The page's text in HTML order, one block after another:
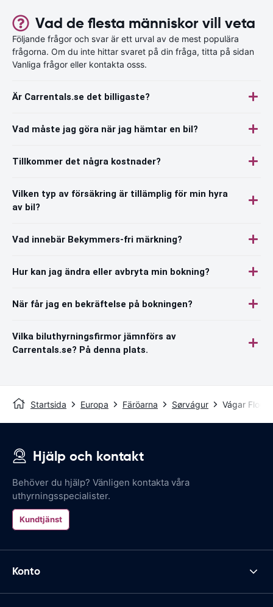
Vad de flesta människor vill veta
Följande frågor och svar är ett urval av de mest populära
frågorna. Om du inte hittar svaret på din fråga, titta på sidan
Vanliga frågor eller kontakta osss.
Är Carrentals.se det billigaste?
Vad måste jag göra när jag hämtar en bil?
Tillkommer det några kostnader?
Vilken typ av försäkring är tillämplig för min hyra
av bil?
Vad innebär Bekymmers-fri märkning?
Hur kan jag ändra eller avbryta min bokning?
När får jag en bekräftelse på bokningen?
Vilka biluthyrningsfirmor jämnförs av
Carrentals.se? På denna plats.
Startsida Europa Färöarna Sørvágur Vágar
Hjälp och kontakt
Behöver du hjälp? Vänligen kontakta våra
uthyrningsspecialister.
Kundtjänst
Konto